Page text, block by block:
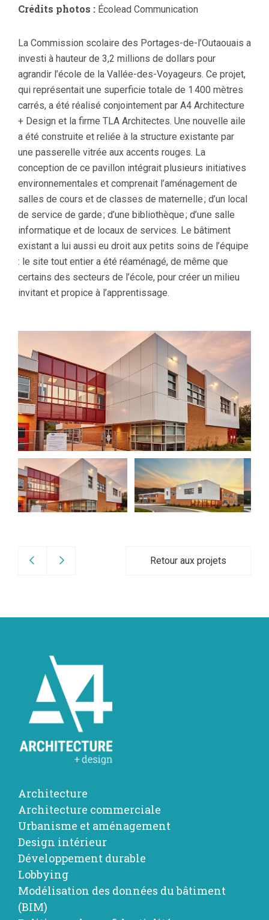
Crédits photos : Écolead Communication
La Commission scolaire des Portages-de-l’Outaouais a
investi à hauteur de 3,2 millions de dollars pour
agrandir l’école de la Vallée-des-Voyageurs. Ce projet,
qui représentait une superficie totale de 1 400 mètres
carrés, a été réalisé conjointement par A4 Architecture
+ Design et la firme TLA Architectes. Une nouvelle aile
a été construite et reliée à la structure existante par
une passerelle vitrée aux accents rouges. La
conception de ce pavillon intégrait plusieurs initiatives
environnementales et comprenait l’aménagement de
salles de cours et de classes de maternelle ; d’un local
de service de garde ; d’une bibliothèque ; d’une salle
informatique et de locaux de services. Le bâtiment
existant a lui aussi eu droit aux petits soins de l’équipe
: le site tout entier a été réaménagé, de même que
certains des secteurs de l’école, pour créer un milieu
invitant et propice à l’apprentissage.
Retour aux projets
Architecture
Architecture commerciale
Urbanisme et aménagement
Design intérieur
Développement durable
Lobbying
Modélisation des données du bâtiment
(BIM)